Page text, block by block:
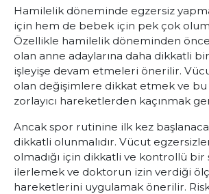
Hamilelik döneminde egzersiz
için hem de bebek için pek çok
Özellikle hamilelik döneminden
olan anne adaylarına daha dikkatli
işleyişe devam etmeleri önerilir.
olan değişimlere dikkat etmek ve
zorlayıcı hareketlerden kaçınmak
Ancak spor rutinine ilk kez
dikkatli olunmalıdır. Vücut
olmadığı için dikkatli ve kontrollü bir
ilerlemek ve doktorun izin verdiği
hareketlerini uygulamak önerilir.